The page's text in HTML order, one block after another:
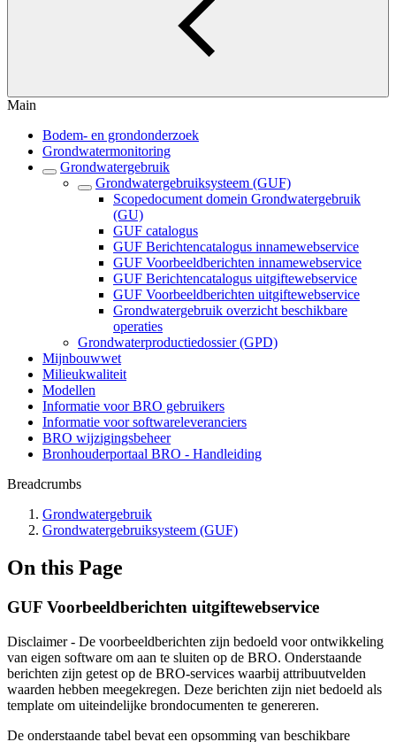
Main
Bodem- en grondonderzoek
Grondwatermonitoring
Grondwatergebruik
Grondwatergebruiksysteem (GUF)
Scopedocument domein Grondwatergebruik
(GU)
GUF catalogus
GUF Berichtencatalogus innamewebservice
GUF Voorbeeldberichten innamewebservice
GUF Berichtencatalogus uitgiftewebservice
GUF Voorbeeldberichten uitgiftewebservice
Grondwatergebruik overzicht beschikbare
operaties
Grondwaterproductiedossier (GPD)
Mijnbouwwet
Milieukwaliteit
Modellen
Informatie voor BRO gebruikers
Informatie voor softwareleveranciers
BRO wijzigingsbeheer
Bronhouderportaal BRO - Handleiding
Breadcrumbs
Grondwatergebruik
Grondwatergebruiksysteem (GUF)
On this Page
GUF Voorbeeldberichten uitgiftewebservice
Disclaimer - De voorbeeldberichten zijn bedoeld voor ontwikkeling
van eigen software om aan te sluiten op de BRO. Onderstaande
berichten zijn getest op de BRO-services waarbij attribuutvelden
waarden hebben meegekregen. Deze berichten zijn niet bedoeld als
template om uiteindelijke brondocumenten te genereren.
De onderstaande tabel bevat een opsomming van beschikbare